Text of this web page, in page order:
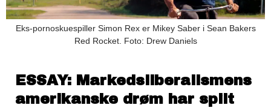
Eks-pornoskuespiller Simon Rex er Mikey Saber i Sean Bakers
Red Rocket. Foto: Drew Daniels
ESSAY: Markedsliberalismens
amerikanske drøm har spilt